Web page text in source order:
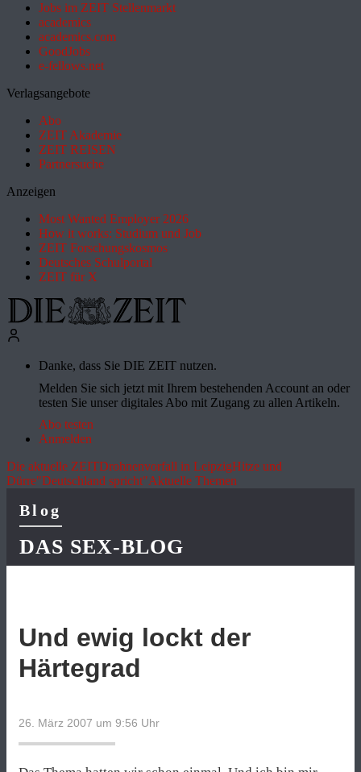
Jobs im ZEIT Stellenmarkt
academics
academics.com
GoodJobs
e-fellows.net
Verlagsangebote
Abo
ZEIT Akademie
ZEIT REISEN
Partnersuche
Anzeigen
Most Wanted Employer 2026
How it works: Studium und Job
ZEIT Forschungskosmos
Deutsches Schulportal
ZEIT für X
Danke, dass Sie DIE ZEIT nutzen.
Melden Sie sich jetzt mit Ihrem bestehenden Account an oder
testen Sie unser digitales Abo mit Zugang zu allen Artikeln.
Abo testen
Anmelden
Die aktuelle ZEITDrohnenvorfall in LeipzigHitze und
Dürre"Deutschland spricht"Aktuelle Themen
Blog
DAS SEX-BLOG
Und ewig lockt der
Härtegrad
26. März 2007 um 9:56 Uhr